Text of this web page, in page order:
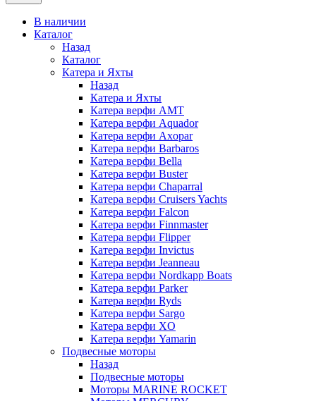
В наличии
Каталог
Назад
Каталог
Катера и Яхты
Назад
Катера и Яхты
Катера верфи AMT
Катера верфи Aquador
Катера верфи Axopar
Катера верфи Barbaros
Катера верфи Bella
Катера верфи Buster
Катера верфи Chaparral
Катера верфи Cruisers Yachts
Катера верфи Falcon
Катера верфи Finnmaster
Катера верфи Flipper
Катера верфи Invictus
Катера верфи Jeanneau
Катера верфи Nordkapp Boats
Катера верфи Parker
Катера верфи Ryds
Катера верфи Sargo
Катера верфи XO
Катера верфи Yamarin
Подвесные моторы
Назад
Подвесные моторы
Моторы MARINE ROCKET